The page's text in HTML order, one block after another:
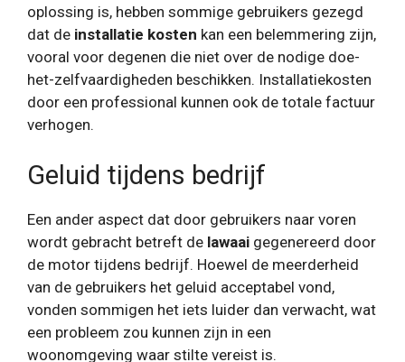
oplossing is, hebben sommige gebruikers gezegd
dat de installatie kosten kan een belemmering zijn,
vooral voor degenen die niet over de nodige doe-
het-zelfvaardigheden beschikken. Installatiekosten
door een professional kunnen ook de totale factuur
verhogen.
Geluid tijdens bedrijf
Een ander aspect dat door gebruikers naar voren
wordt gebracht betreft de lawaai gegenereerd door
de motor tijdens bedrijf. Hoewel de meerderheid
van de gebruikers het geluid acceptabel vond,
vonden sommigen het iets luider dan verwacht, wat
een probleem zou kunnen zijn in een
woonomgeving waar stilte vereist is.